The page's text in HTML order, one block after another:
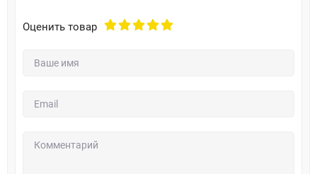
Оценить товар